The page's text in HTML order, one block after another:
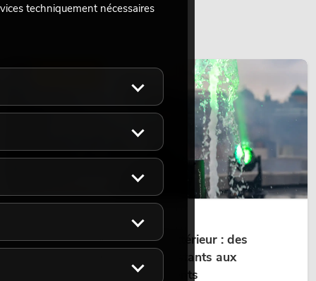
Projecteurs à tête mobile d'extérieur : des
projecteurs à tête mobile résistants aux
intempéries pour les événements
techniquement nécessaires